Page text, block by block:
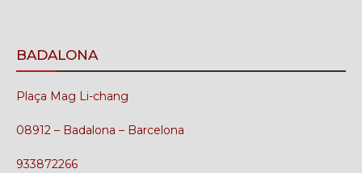
BADALONA
Plaça Mag Li-chang
08912 – Badalona – Barcelona
933872266